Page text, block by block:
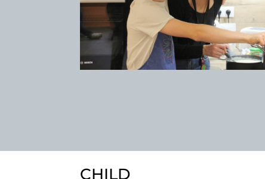
CHILD